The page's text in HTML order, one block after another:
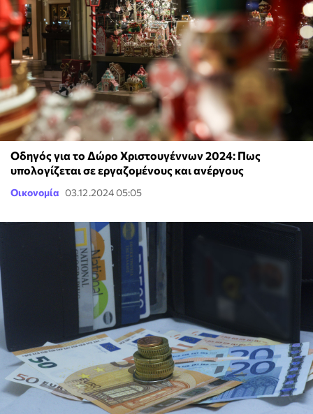
Οδηγός για το Δώρο Χριστουγέννων 2024: Πως
υπολογίζεται σε εργαζομένους και ανέργους
Οικονομία 03.12.2024 05:05